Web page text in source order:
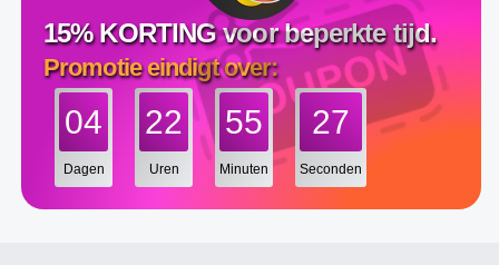
15% KORTING voor beperkte tijd.
Promotie eindigt over:
04
Dagen
22
Uren
55
Minuten
26
Seconden